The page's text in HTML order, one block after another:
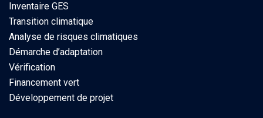
Inventaire GES
Transition climatique
Analyse de risques climatiques
Démarche d’adaptation
Vérification
Financement vert
Développement de projet